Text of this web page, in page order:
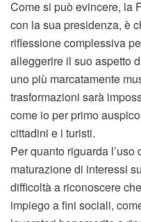
Come si può evincere, la
con la sua presidenza, è
riflessione complessiva
alleggerire il suo aspetto
uno più marcatamente
trasformazioni sarà
come io per primo
cittadini e i turisti.
Per quanto riguarda
maturazione di interessi
difficoltà a riconoscere
impiego a fini sociali,